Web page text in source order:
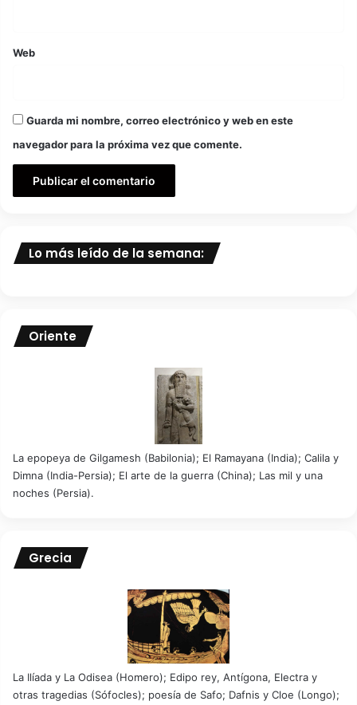
Web
Guarda mi nombre, correo electrónico y web en este
navegador para la próxima vez que comente.
Lo más leído de la semana:
Oriente
La epopeya de Gilgamesh (Babilonia); El Ramayana (India); Calila y
Dimna (India-Persia); El arte de la guerra (China); Las mil y una
noches (Persia).
Grecia
La Ilíada y La Odisea (Homero); Edipo rey, Antígona, Electra y
otras tragedias (Sófocles); poesía de Safo; Dafnis y Cloe (Longo);